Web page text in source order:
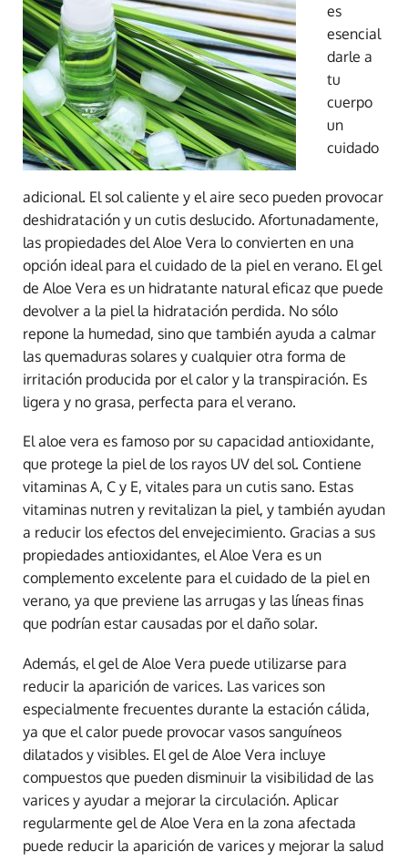
es
esencial
darle a
tu
cuerpo
un
cuidado
adicional. El sol caliente y el aire seco pueden provocar
deshidratación y un cutis deslucido. Afortunadamente,
las propiedades del Aloe Vera lo convierten en una
opción ideal para el cuidado de la piel en verano. El gel
de Aloe Vera es un hidratante natural eficaz que puede
devolver a la piel la hidratación perdida. No sólo
repone la humedad, sino que también ayuda a calmar
las quemaduras solares y cualquier otra forma de
irritación producida por el calor y la transpiración. Es
ligera y no grasa, perfecta para el verano.
El aloe vera es famoso por su capacidad antioxidante,
que protege la piel de los rayos UV del sol. Contiene
vitaminas A, C y E, vitales para un cutis sano. Estas
vitaminas nutren y revitalizan la piel, y también ayudan
a reducir los efectos del envejecimiento. Gracias a sus
propiedades antioxidantes, el Aloe Vera es un
complemento excelente para el cuidado de la piel en
verano, ya que previene las arrugas y las líneas finas
que podrían estar causadas por el daño solar.
Además, el gel de Aloe Vera puede utilizarse para
reducir la aparición de varices. Las varices son
especialmente frecuentes durante la estación cálida,
ya que el calor puede provocar vasos sanguíneos
dilatados y visibles. El gel de Aloe Vera incluye
compuestos que pueden disminuir la visibilidad de las
varices y ayudar a mejorar la circulación. Aplicar
regularmente gel de Aloe Vera en la zona afectada
puede reducir la aparición de varices y mejorar la salud